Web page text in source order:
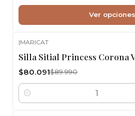
Ver opciones
|MARICAT
Silla Sitial Princess Corona
$80.091$89.990
Cantidad